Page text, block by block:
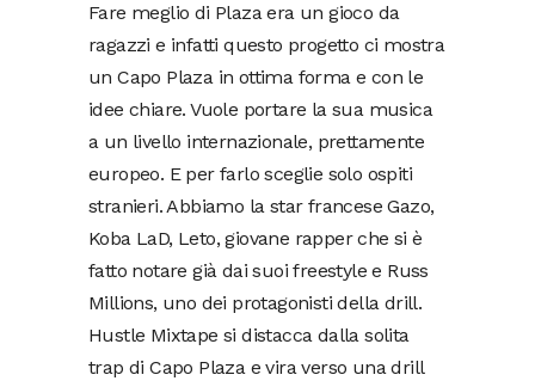
Fare meglio di Plaza era un gioco da
ragazzi e infatti questo progetto ci mostra
un Capo Plaza in ottima forma e con le
idee chiare. Vuole portare la sua musica
a un livello internazionale, prettamente
europeo. E per farlo sceglie solo ospiti
stranieri. Abbiamo la star francese Gazo,
Koba LaD, Leto, giovane rapper che si è
fatto notare già dai suoi freestyle e Russ
Millions, uno dei protagonisti della drill.
Hustle Mixtape si distacca dalla solita
trap di Capo Plaza e vira verso una drill